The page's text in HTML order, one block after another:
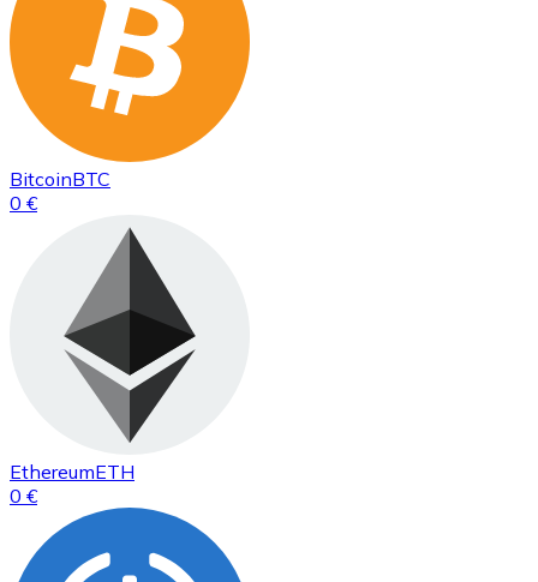
BitcoinBTC
0 €
EthereumETH
0 €